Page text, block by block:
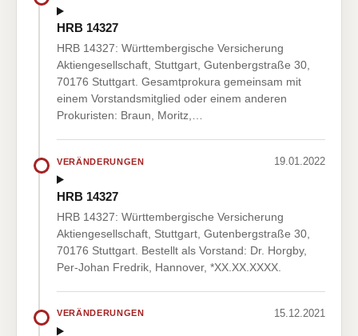
HRB 14327
HRB 14327: Württembergische Versicherung
Aktiengesellschaft, Stuttgart, Gutenbergstraße 30,
70176 Stuttgart. Gesamtprokura gemeinsam mit
einem Vorstandsmitglied oder einem anderen
Prokuristen: Braun, Moritz,…
VERÄNDERUNGEN 19.01.2022
HRB 14327
HRB 14327: Württembergische Versicherung
Aktiengesellschaft, Stuttgart, Gutenbergstraße 30,
70176 Stuttgart. Bestellt als Vorstand: Dr. Horgby,
Per-Johan Fredrik, Hannover, *XX.XX.XXXX.
VERÄNDERUNGEN 15.12.2021